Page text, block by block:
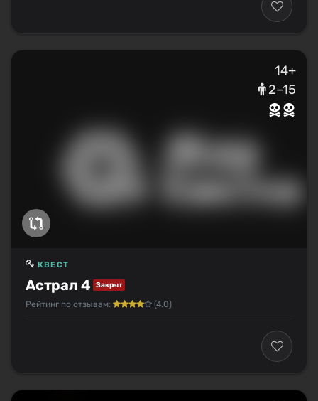
14+
2–15
Астрал 4 Закрыт
КВЕСТ
Рейтинг по отзывам: (4.0)